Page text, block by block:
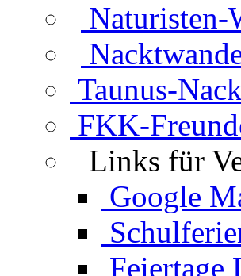
Naturisten-
Taunus-
FKK-
Links für
Google
Feiertage